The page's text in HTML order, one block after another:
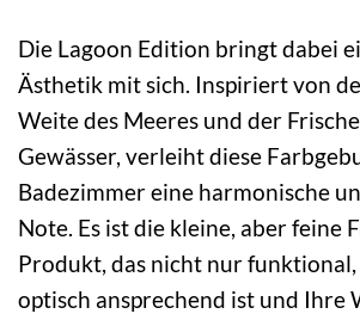
Die Lagoon Edition bringt dabei
Ästhetik mit sich. Inspiriert von
Weite des Meeres und der
Gewässer, verleiht diese
Badezimmer eine harmonische
Note. Es ist die kleine, aber feine
Produkt, das nicht nur
optisch ansprechend ist und Ihre